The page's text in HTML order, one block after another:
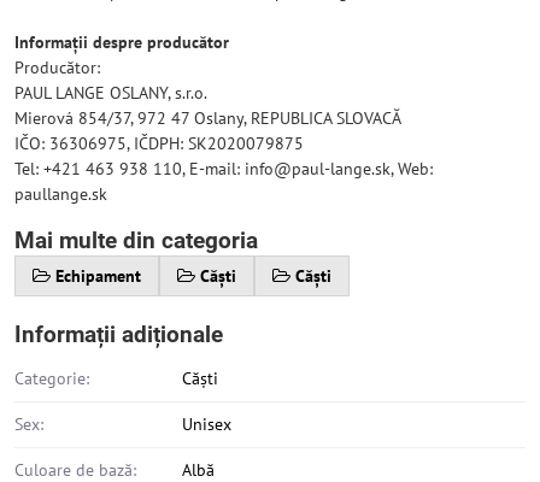
Informații despre producător
Producător:
PAUL LANGE OSLANY, s.r.o.
Mierová 854/37, 972 47 Oslany, REPUBLICA SLOVACĂ
IČO: 36306975, IČDPH: SK2020079875
Tel: +421 463 938 110, E-mail: info@paul-lange.sk, Web:
paullange.sk
Mai multe din categoria
Echipament Căști Căști
Informații adiționale
Categorie: Căști
Sex: Unisex
Culoare de bază: Albă